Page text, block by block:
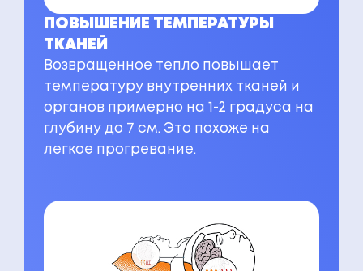
ПОВЫШЕНИЕ ТЕМПЕРАТУРЫ
ТКАНЕЙ
Возвращенное тепло повышает
температуру внутренних тканей и
органов примерно на 1-2 градуса на
глубину до 7 см. Это похоже на
легкое прогревание.